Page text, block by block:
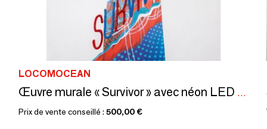
LOCOMOCEAN
Œuvre murale « Survivor » avec néon LED - STANDARD
Prix de vente conseillé : 500,00 €